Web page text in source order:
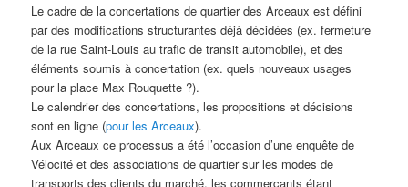
Le cadre de la concertations de quartier des Arceaux est défini
par des modifications structurantes déjà décidées (ex. fermeture
de la rue Saint-Louis au trafic de transit automobile), et des
éléments soumis à concertation (ex. quels nouveaux usages
pour la place Max Rouquette ?).
Le calendrier des concertations, les propositions et décisions
sont en ligne (pour les Arceaux).
Aux Arceaux ce processus a été l’occasion d’une enquête de
Vélocité et des associations de quartier sur les modes de
transports des clients du marché, les commerçants étant